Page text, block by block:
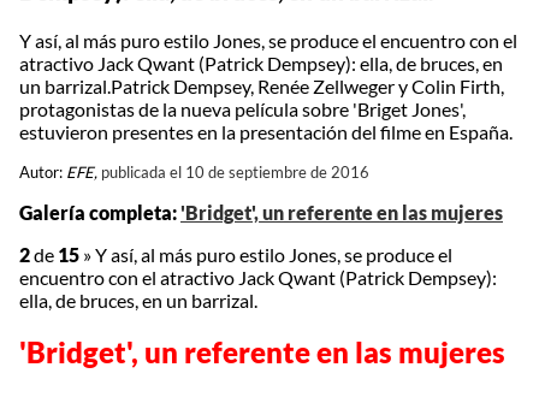
Y así, al más puro estilo Jones, se produce el encuentro con el
atractivo Jack Qwant (Patrick Dempsey): ella, de bruces, en
un barrizal.Patrick Dempsey, Renée Zellweger y Colin Firth,
protagonistas de la nueva película sobre 'Briget Jones',
estuvieron presentes en la presentación del filme en España.
Autor: EFE, publicada el 10 de septiembre de 2016
Galería completa:'Bridget', un referente en las mujeres
2de 15 »Y así, al más puro estilo Jones, se produce el
encuentro con el atractivo Jack Qwant (Patrick Dempsey):
ella, de bruces, en un barrizal.
'Bridget', un referente en las mujeres